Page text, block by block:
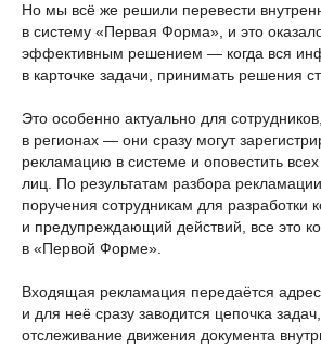
Но мы всё же решили перевести
в систему «Первая Форма», и это
эффективным решением — когда вся
в карточке задачи, принимать решения
Это особенно актуально для
в регионах — они сразу могут
рекламацию в системе и оповестить
лиц. По результатам разбора рекламации
поручения сотрудникам для разработки
и предупреждающий действий, все это
в «Первой Форме».
Входящая рекламация передаётся
и для неё сразу заводится цепочка
отслеживание движения документа